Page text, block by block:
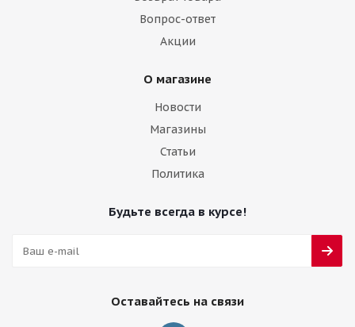
Вопрос-ответ
Акции
О магазине
Новости
Магазины
Статьи
Политика
Будьте всегда в курсе!
Оставайтесь на связи